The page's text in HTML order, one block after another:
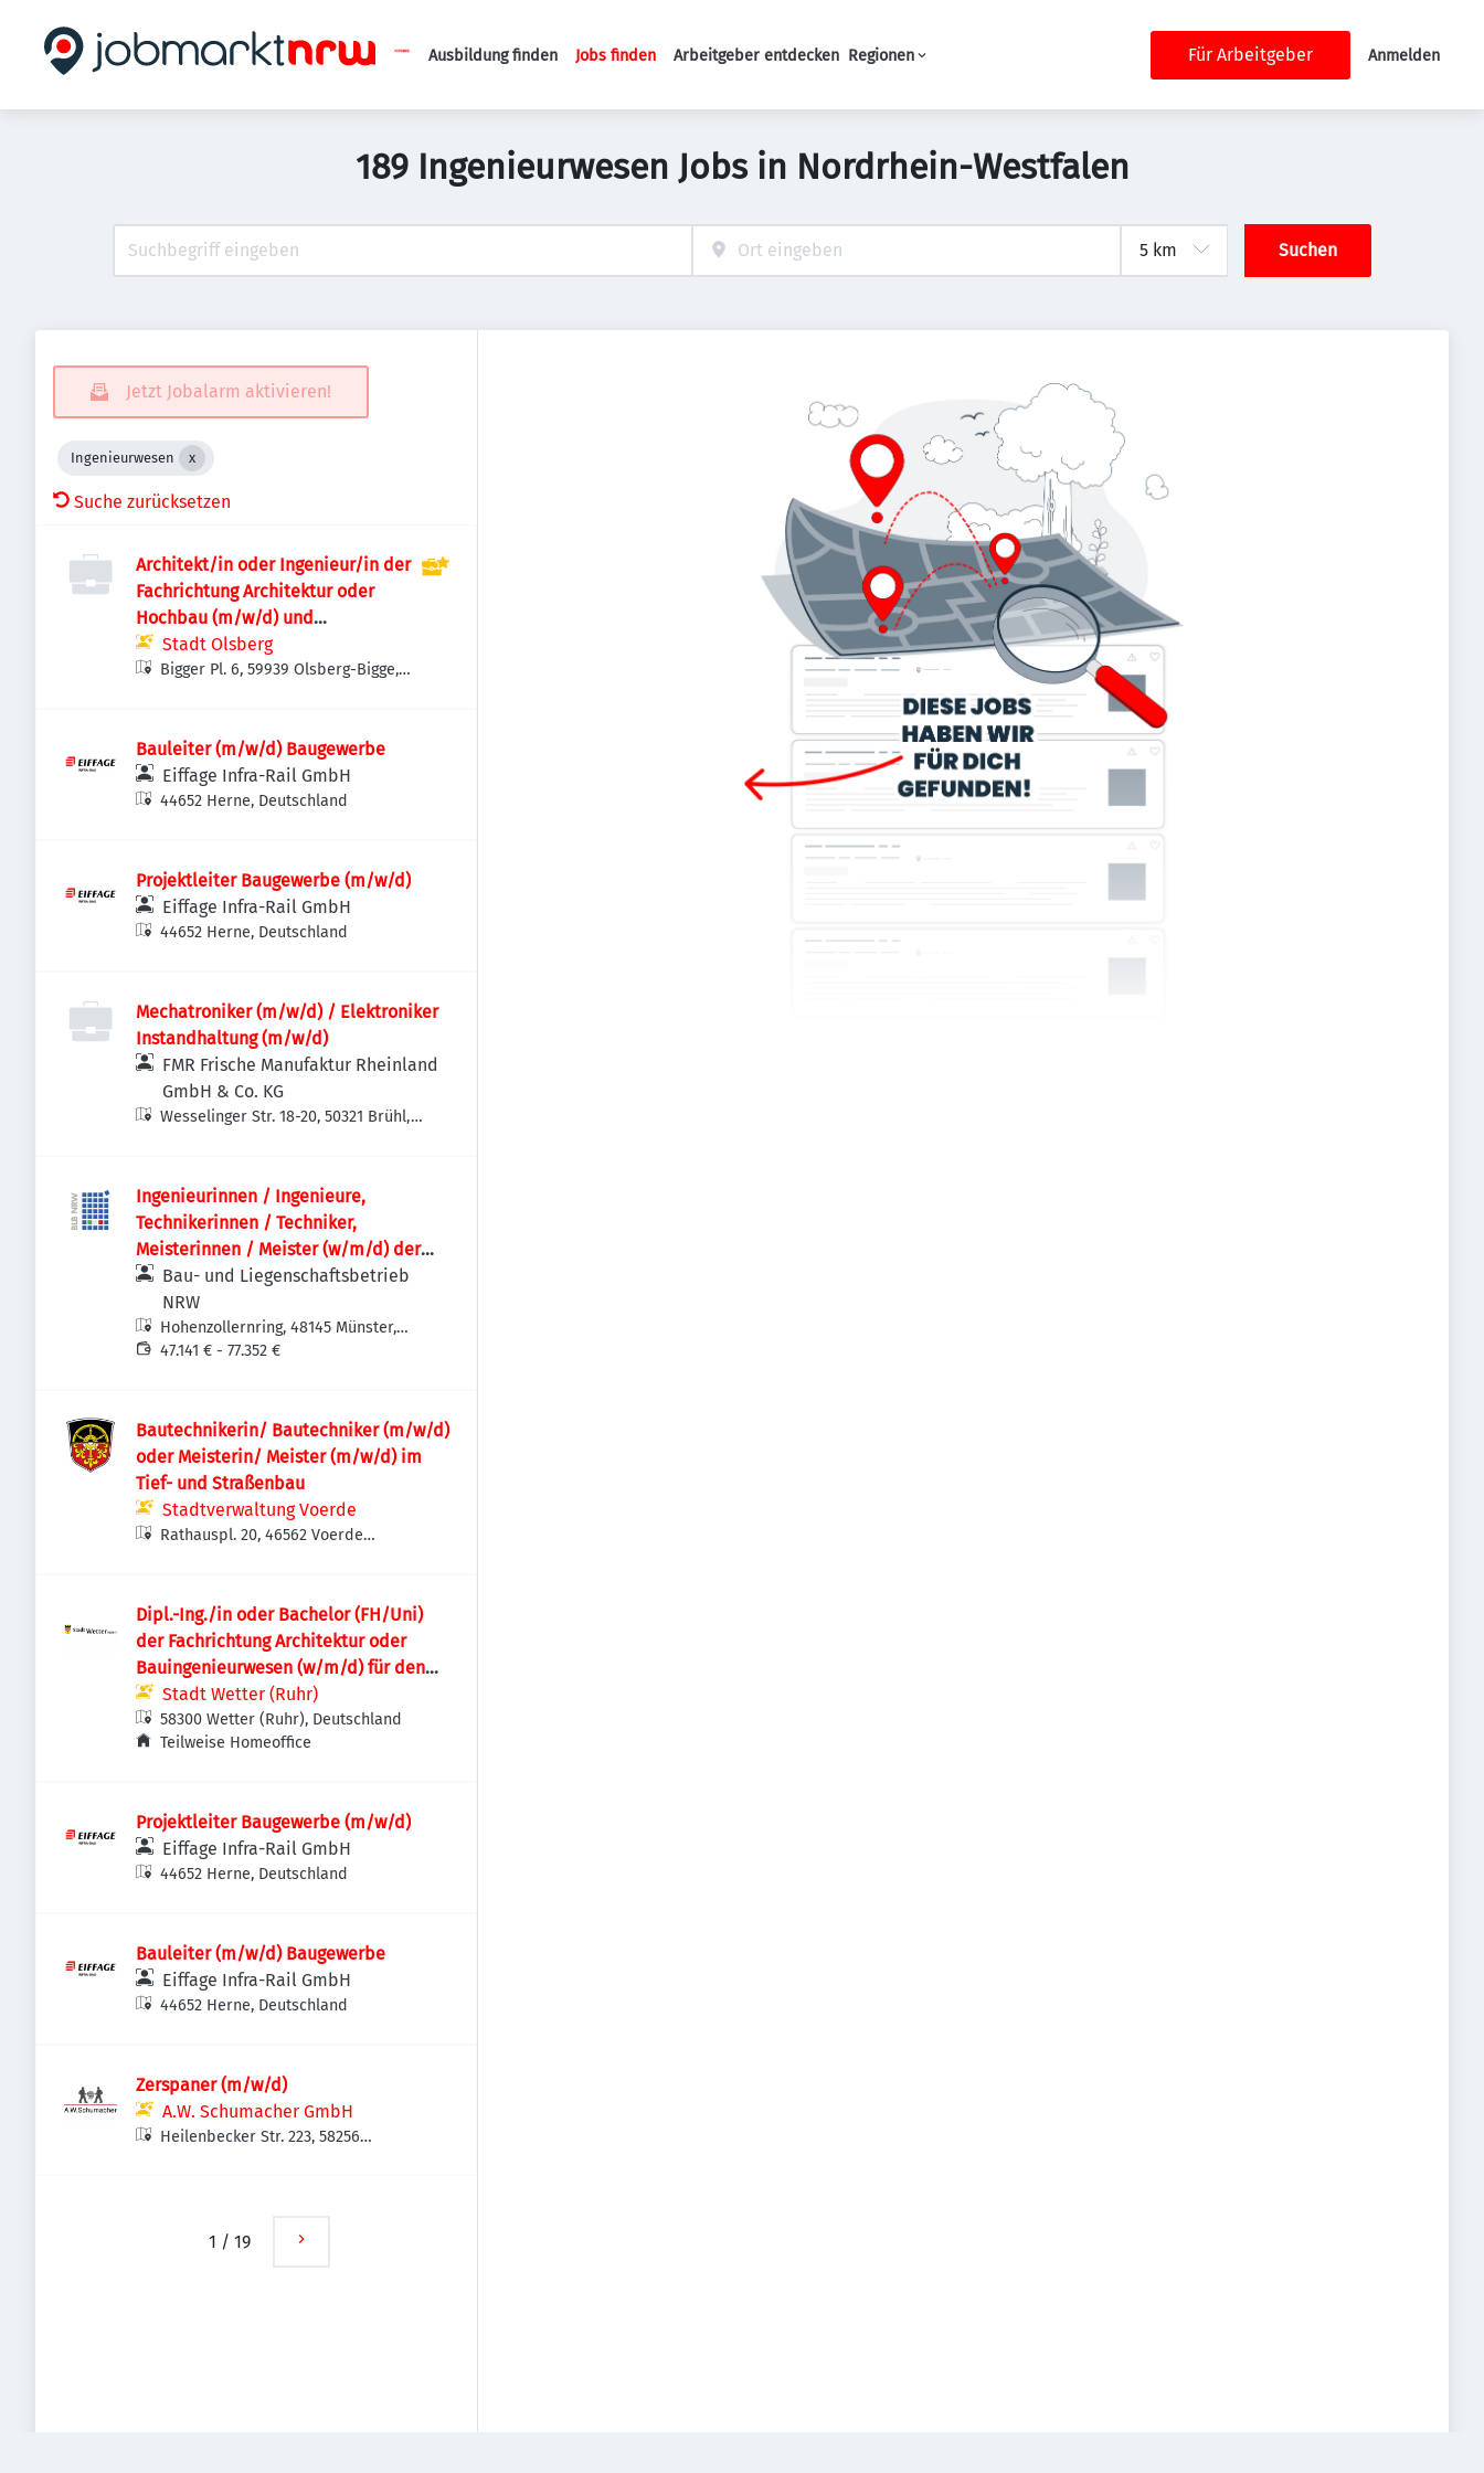
Haupt-Navigation
Ausbildung finden Jobs finden Arbeitgeber entdecken Regionen Für Arbeitgeber Anmelden
189 Ingenieurwesen Jobs in Nordrhein-Westfalen
Suchen
Jetzt Jobalarm aktivieren!
Ingenieurwesen
Suche zurücksetzen
Architekt/in oder Ingenieur/in der
Fachrichtung Architektur oder
Hochbau (m/w/d) und
Bautechniker/in im Hochbau
(m/w/d)
Stadt Olsberg
Bigger Pl. 6, 59939 Olsberg-Bigge,
Bauleiter (m/w/d) Baugewerbe
Eiffage Infra-Rail GmbH
44652 Herne, Deutschland
Projektleiter Baugewerbe (m/w/d)
Eiffage Infra-Rail GmbH
44652 Herne, Deutschland
Mechatroniker (m/w/d) / Elektroniker
Instandhaltung (m/w/d)
FMR Frische Manufaktur Rheinland
GmbH & Co. KG
Wesselinger Str. 18-20, 50321 Brühl,
Ingenieurinnen / Ingenieure,
Technikerinnen / Techniker,
Meisterinnen / Meister (w/m/d) der
Versorgungstechnik / Technischen
Gebäudeausrüstung als
Projektteammitglied
Bau- und Liegenschaftsbetrieb
NRW
Hohenzollernring, 48145 Münster,
Deutschland
47.141 € - 77.352 €
Bautechnikerin/ Bautechniker (m/w/d)
oder Meisterin/ Meister (m/w/d) im
Tief- und Straßenbau
Stadtverwaltung Voerde
Rathauspl. 20, 46562 Voerde
Dipl.-Ing./in oder Bachelor (FH/Uni)
der Fachrichtung Architektur oder
Bauingenieurwesen (w/m/d) für den
Fachdienst Hochbau
Stadt Wetter (Ruhr)
58300 Wetter (Ruhr), Deutschland
Teilweise Homeoffice
Projektleiter Baugewerbe (m/w/d)
Eiffage Infra-Rail GmbH
44652 Herne, Deutschland
Bauleiter (m/w/d) Baugewerbe
Eiffage Infra-Rail GmbH
44652 Herne, Deutschland
Zerspaner (m/w/d)
A.W. Schumacher GmbH
Heilenbecker Str. 223, 58256
1 / 19